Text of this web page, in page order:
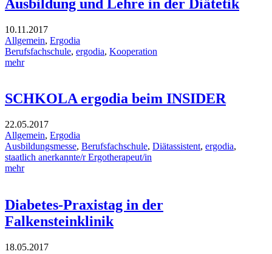
Ausbildung und Lehre in der Diätetik
10.11.2017
Allgemein, Ergodia
Berufsfachschule, ergodia, Kooperation
mehr
SCHKOLA ergodia beim INSIDER
22.05.2017
Allgemein, Ergodia
Ausbildungsmesse, Berufsfachschule, Diätassistent, ergodia,
staatlich anerkannte/r Ergotherapeut/in
mehr
Diabetes-Praxistag in der
Falkensteinklinik
18.05.2017